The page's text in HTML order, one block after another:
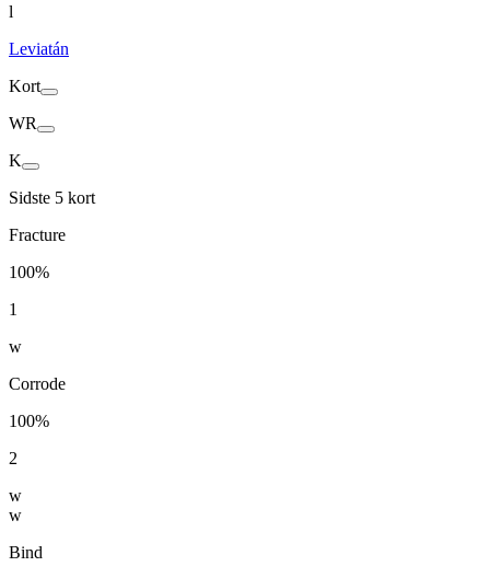
l
Leviatán
Kort
WR
K
Sidste 5 kort
Fracture
100%
1
w
Corrode
100%
2
w
w
Bind